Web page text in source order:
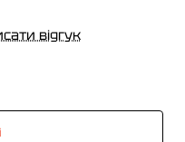
відгук